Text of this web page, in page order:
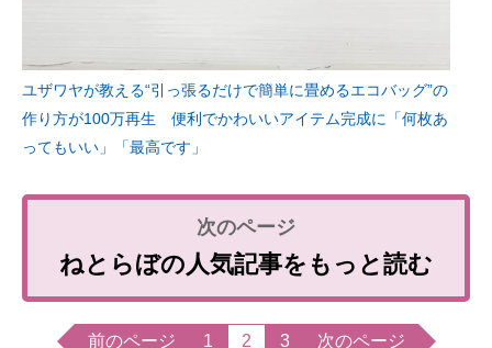
ユザワヤが教える“引っ張るだけで簡単に畳めるエコバッグ”の
作り方が100万再生 便利でかわいいアイテム完成に「何枚あ
ってもいい」「最高です」
ねとらぼの人気記事をもっと読む
前のページ 1 2 3 次のページ